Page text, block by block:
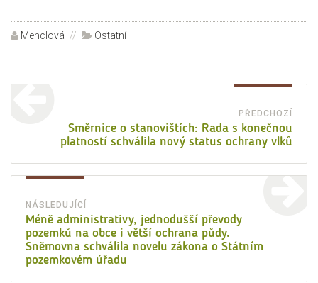
Autor:
Menclová Rubriky:
Ostatní
příspěvek
PŘEDCHOZÍ
Směrnice o stanovištích: Rada s konečnou
platností schválila nový status ochrany vlků
NÁSLEDUJÍCÍ
Následující
příspěvek:
Méně administrativy, jednodušší převody
pozemků na obce i větší ochrana půdy.
Sněmovna schválila novelu zákona o Státním
pozemkovém úřadu